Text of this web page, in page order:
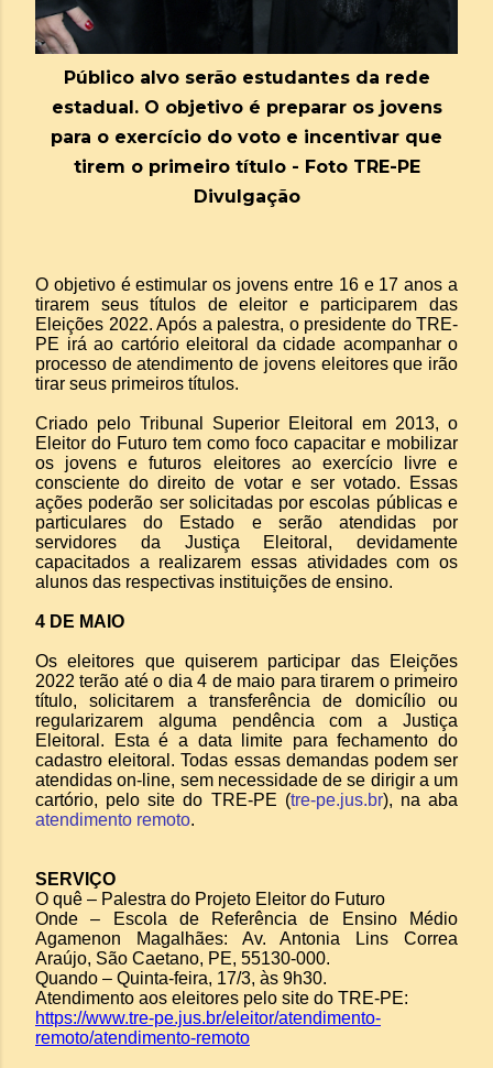
Público alvo serão estudantes da rede
estadual. O objetivo é preparar os jovens
para o exercício do voto e incentivar que
tirem o primeiro título - Foto TRE-PE
Divulgação
O objetivo é estimular os jovens entre 16 e 17 anos a
tirarem seus títulos de eleitor e participarem das
Eleições 2022. Após a palestra, o presidente do TRE-
PE irá ao cartório eleitoral da cidade acompanhar o
processo de atendimento de jovens eleitores que irão
tirar seus primeiros títulos.
Criado pelo Tribunal Superior Eleitoral em 2013, o
Eleitor do Futuro tem como foco capacitar e mobilizar
os jovens e futuros eleitores ao exercício livre e
consciente do direito de votar e ser votado. Essas
ações poderão ser solicitadas por escolas públicas e
particulares do Estado e serão atendidas por
servidores da Justiça Eleitoral, devidamente
capacitados a realizarem essas atividades com os
alunos das respectivas instituições de ensino.
4 DE MAIO
Os eleitores que quiserem participar das Eleições
2022 terão até o dia 4 de maio para tirarem o primeiro
título, solicitarem a transferência de domicílio ou
regularizarem alguma pendência com a Justiça
Eleitoral. Esta é a data limite para fechamento do
cadastro eleitoral. Todas essas demandas podem ser
atendidas on-line, sem necessidade de se dirigir a um
cartório, pelo site do TRE-PE (tre-pe.jus.br), na aba
atendimento remoto.
SERVIÇO
O quê – Palestra do Projeto Eleitor do Futuro
Onde –
Escola de Referência de Ensino Médio
Agamenon Magalhães: Av. Antonia Lins Correa
Araújo, São Caetano, PE, 55130-000.
Quando – Quinta-feira, 17/3, às 9h30.
Atendimento aos eleitores pelo site do TRE-PE:
https://www.tre-pe.jus.br/eleitor/atendimento-
remoto/atendimento-remoto